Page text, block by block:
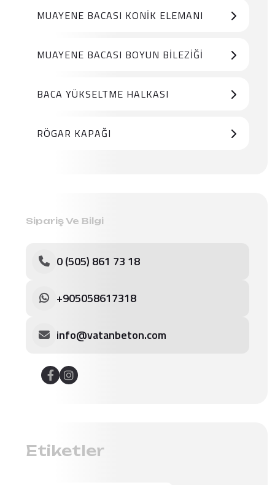
MUAYENE BACASI KONIK ELEMANI
MUAYENE BACASI BOYUN BILEZIĞI
BACA YÜKSELTME HALKASI
RÖGAR KAPAĞI
Sipariş Ve Bilgi
0 (505) 861 73 18
+905058617318
info@vatanbeton.com
Etiketler